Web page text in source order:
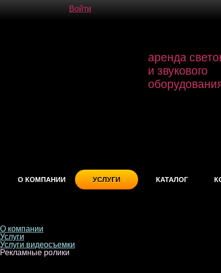
Войти
аренда
и звукового
О КОМПАНИИ УСЛУГИ КАТАЛОГ
О компании
Услуги
Услуги видеосъемки
Рекламные ролики